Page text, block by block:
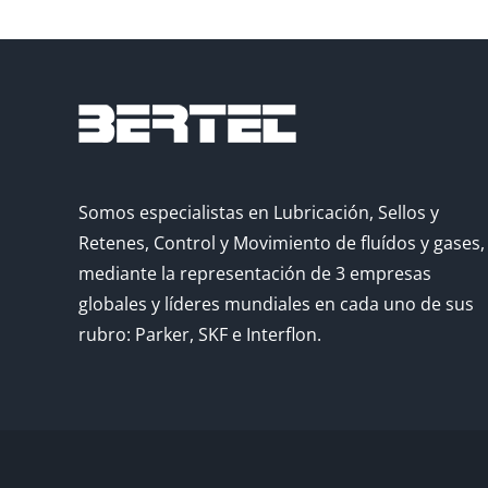
Somos especialistas en Lubricación, Sellos y
Retenes, Control y Movimiento de fluídos y gases,
mediante la representación de 3 empresas
globales y líderes mundiales en cada uno de sus
rubro: Parker, SKF e Interflon.